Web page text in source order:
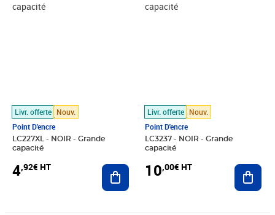
Livr. offerte Nouv.
Point D'encre
LC227XL - NOIR - Grande
capacité
4,92€ HT Ajouter au panier
Livr. offerte Nouv.
Point D'encre
LC3237 - NOIR - Grande
capacité
10,00€ HT